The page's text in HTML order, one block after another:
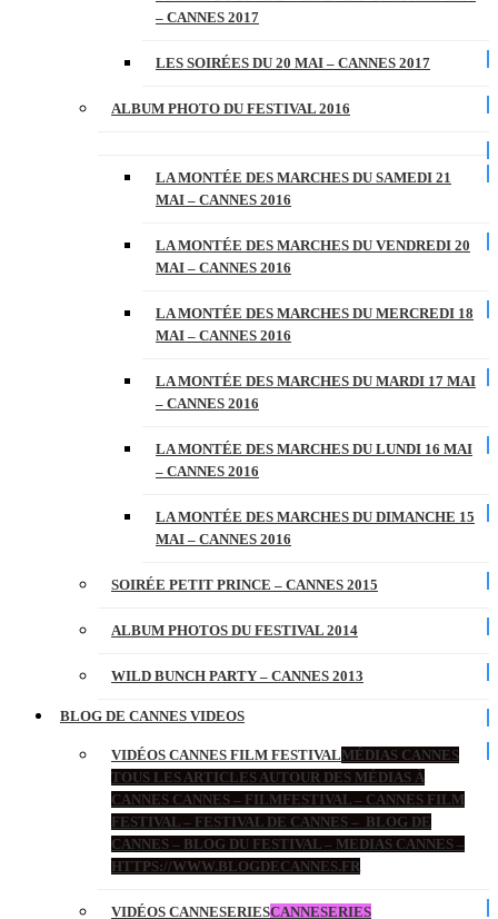
– CANNES 2017
LES SOIRÉES DU 20 MAI – CANNES 2017
ALBUM PHOTO DU FESTIVAL 2016
LA MONTÉE DES MARCHES DU SAMEDI 21
MAI – CANNES 2016
LA MONTÉE DES MARCHES DU VENDREDI 20
MAI – CANNES 2016
LA MONTÉE DES MARCHES DU MERCREDI 18
MAI – CANNES 2016
LA MONTÉE DES MARCHES DU MARDI 17 MAI
– CANNES 2016
LA MONTÉE DES MARCHES DU LUNDI 16 MAI
– CANNES 2016
LA MONTÉE DES MARCHES DU DIMANCHE 15
MAI – CANNES 2016
SOIRÉE PETIT PRINCE – CANNES 2015
ALBUM PHOTOS DU FESTIVAL 2014
WILD BUNCH PARTY – CANNES 2013
BLOG DE CANNES VIDEOS
VIDÉOS CANNES FILM FESTIVALMÉDIAS CANNES
TOUS LES ARTICLES AUTOUR DES MÉDIAS À
CANNES CANNES – FILMFESTIVAL – CANNES FILM
FESTIVAL – FESTIVAL DE CANNES – BLOG DE
CANNES – BLOG DU FESTIVAL – MEDIAS CANNES –
HTTPS://WWW.BLOGDECANNES.FR
VIDÉOS CANNESERIESCANNESERIES